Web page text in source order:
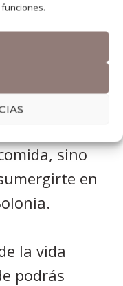
Maggiore,
de la Via
sino
en
la vida
podrás